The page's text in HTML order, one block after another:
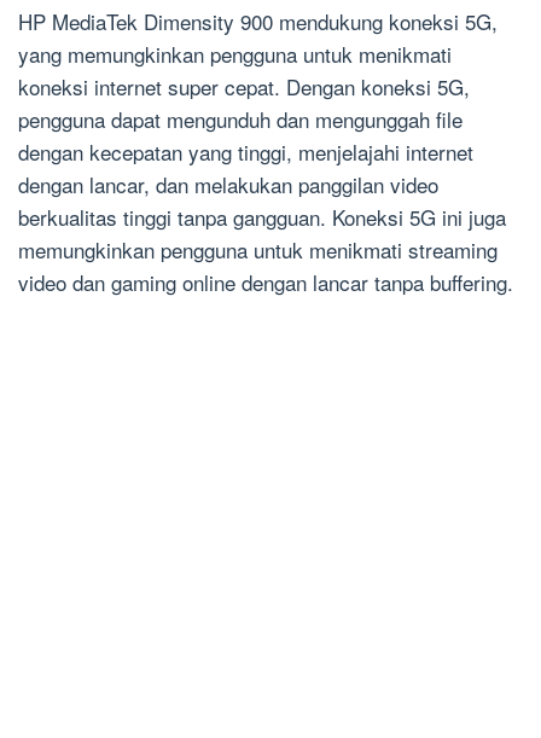
HP MediaTek Dimensity 900 mendukung koneksi 5G,
yang memungkinkan pengguna untuk menikmati
koneksi internet super cepat. Dengan koneksi 5G,
pengguna dapat mengunduh dan mengunggah file
dengan kecepatan yang tinggi, menjelajahi internet
dengan lancar, dan melakukan panggilan video
berkualitas tinggi tanpa gangguan. Koneksi 5G ini juga
memungkinkan pengguna untuk menikmati streaming
video dan gaming online dengan lancar tanpa buffering.